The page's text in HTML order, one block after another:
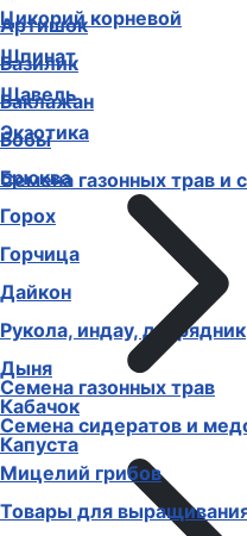
Артишок
Базилик
Баклажан
Бобы
Брюква
Горох
Горчица
Дайкон
Рукола, индау, двурядник
Дыня
Кабачок
Капуста
Цикорий корневой
Шпинат
Щавель
Экзотика
Семена газонных трав и
Семена газонных трав
Семена сидератов и
Мицелий грибов
Товары для